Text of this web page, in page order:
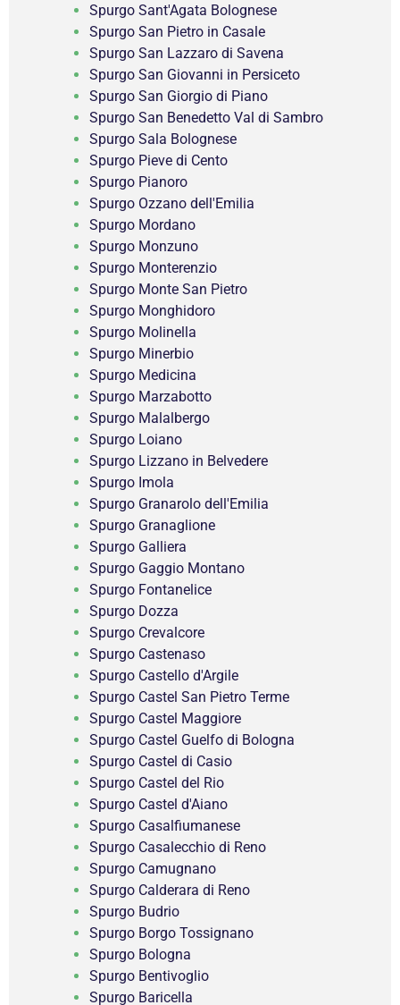
Spurgo Sant'Agata Bolognese
Spurgo San Pietro in Casale
Spurgo San Lazzaro di Savena
Spurgo San Giovanni in Persiceto
Spurgo San Giorgio di Piano
Spurgo San Benedetto Val di Sambro
Spurgo Sala Bolognese
Spurgo Pieve di Cento
Spurgo Pianoro
Spurgo Ozzano dell'Emilia
Spurgo Mordano
Spurgo Monzuno
Spurgo Monterenzio
Spurgo Monte San Pietro
Spurgo Monghidoro
Spurgo Molinella
Spurgo Minerbio
Spurgo Medicina
Spurgo Marzabotto
Spurgo Malalbergo
Spurgo Loiano
Spurgo Lizzano in Belvedere
Spurgo Imola
Spurgo Granarolo dell'Emilia
Spurgo Granaglione
Spurgo Galliera
Spurgo Gaggio Montano
Spurgo Fontanelice
Spurgo Dozza
Spurgo Crevalcore
Spurgo Castenaso
Spurgo Castello d'Argile
Spurgo Castel San Pietro Terme
Spurgo Castel Maggiore
Spurgo Castel Guelfo di Bologna
Spurgo Castel di Casio
Spurgo Castel del Rio
Spurgo Castel d'Aiano
Spurgo Casalfiumanese
Spurgo Casalecchio di Reno
Spurgo Camugnano
Spurgo Calderara di Reno
Spurgo Budrio
Spurgo Borgo Tossignano
Spurgo Bologna
Spurgo Bentivoglio
Spurgo Baricella